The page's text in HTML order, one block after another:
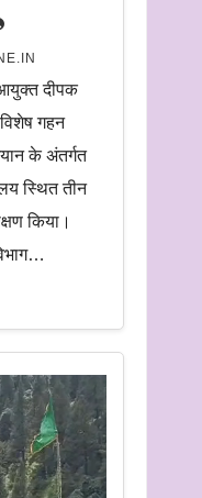
समयबद्ध
के
दीपक
गहन
के अंतर्गत
स्थित तीन
किया।